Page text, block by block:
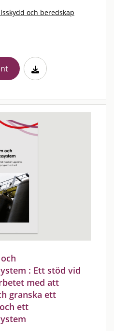
och beredskap
: Ett stöd vid
med att
granska ett
ett